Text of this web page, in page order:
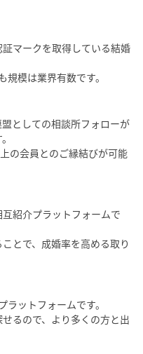
マークを取得している結婚
模は業界有数です。
としての相談所フォローが
の会員とのご縁結びが可能
紹介プラットフォームで
とで、成婚率を高める取り
ットフォームです。
るので、より多くの方と出